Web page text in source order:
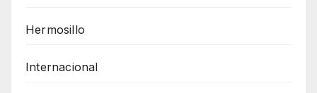
Hermosillo
Internacional